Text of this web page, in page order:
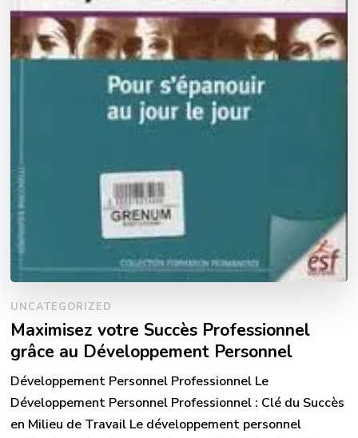
UNCATEGORIZED
Maximisez votre Succès Professionnel
grâce au Développement Personnel
Développement Personnel Professionnel Le
Développement Personnel Professionnel : Clé du Succès
en Milieu de Travail Le développement personnel